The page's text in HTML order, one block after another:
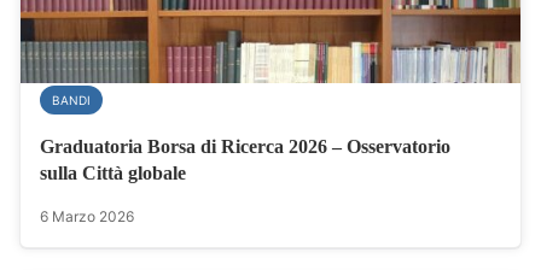
BANDI
Graduatoria Borsa di Ricerca 2026 – Osservatorio
sulla Città globale
6 Marzo 2026